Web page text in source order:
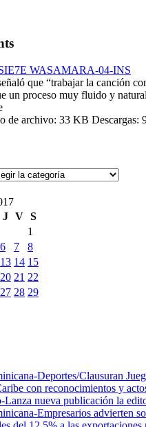
WASAMARA-04-INS
que “trabajar la canción
un proceso muy fluido y
de archivo: 33 KB Descargas:
J V S
1
6 7
8
13 14 15
20 21 22
27 28 29
Deportes/Clausuran
con reconocimientos y
Lanza nueva publicación la
Empresarios advierten